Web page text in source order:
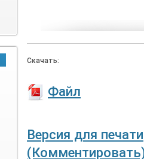
Скачать:
Файл
Версия для печати